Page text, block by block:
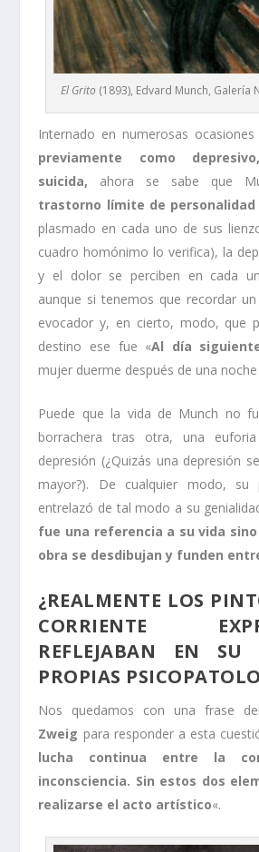
El Grito (1893), Edvard Munch, Galería
Internado en numerosas
previamente como
suicida, ahora se sabe que
trastorno límite de personalidad
plasmado en cada uno de sus
cuadro homónimo lo verifica), la
y el dolor se perciben en cada
aunque si tenemos que recordar
evocador y, en cierto, modo, que
destino ese fue «Al día
mujer duerme después de una
Puede que la vida de Munch no
borrachera tras otra, una
depresión (¿Quizás una depresión
mayor?). De cualquier modo, su
entrelazó de tal modo a su
fue una referencia a su vida
obra se desdibujan y funden
¿REALMENTE LOS
CORRIENTE
REFLEJABAN EN SU
PROPIAS
Nos quedamos con una frase
Zweig para responder a esta
lucha continua entre la
inconsciencia. Sin estos dos
realizarse el acto artístico«.